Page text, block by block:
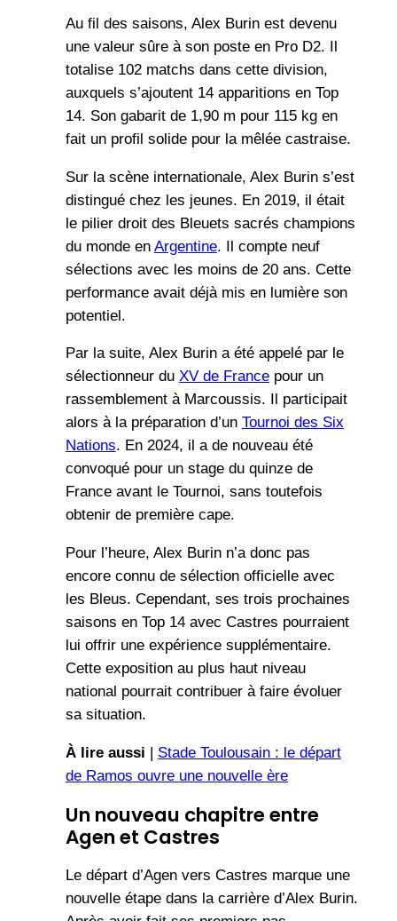
Au fil des saisons, Alex Burin est devenu
une valeur sûre à son poste en Pro D2. Il
totalise 102 matchs dans cette division,
auxquels s’ajoutent 14 apparitions en Top
14. Son gabarit de 1,90 m pour 115 kg en
fait un profil solide pour la mêlée castraise.
Sur la scène internationale, Alex Burin s’est
distingué chez les jeunes. En 2019, il était
le pilier droit des Bleuets sacrés champions
du monde en Argentine. Il compte neuf
sélections avec les moins de 20 ans. Cette
performance avait déjà mis en lumière son
potentiel.
Par la suite, Alex Burin a été appelé par le
sélectionneur du XV de Francepour un
rassemblement à Marcoussis. Il participait
alors à la préparation d’un Tournoi des Six
Nations. En 2024, il a de nouveau été
convoqué pour un stage du quinze de
France avant le Tournoi, sans toutefois
obtenir de première cape.
Pour l’heure, Alex Burin n’a donc pas
encore connu de sélection officielle avec
les Bleus. Cependant, ses trois prochaines
saisons en Top 14 avec Castres pourraient
lui offrir une expérience supplémentaire.
Cette exposition au plus haut niveau
national pourrait contribuer à faire évoluer
sa situation.
À lire aussi | Stade Toulousain : le départ
de Ramos ouvre une nouvelle ère
Un nouveau chapitre entre
Agen et Castres
Le départ d’Agen vers Castres marque une
nouvelle étape dans la carrière d’Alex Burin.